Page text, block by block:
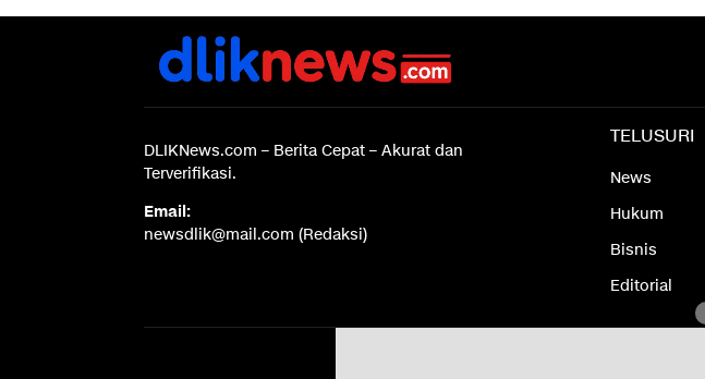
DLIKNews.com – Berita Cepat – Akurat dan
Terverifikasi.
Email:
newsdlik@mail.com (Redaksi)
TELUSURI
News
Hukum
Bisnis
Editorial